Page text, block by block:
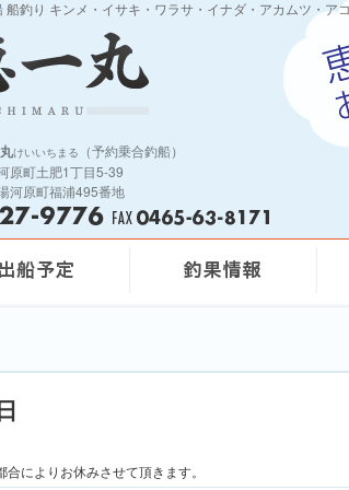
船釣り キンメ・イサキ・ワラサ・イナダ・アカムツ・ア
けいいちまる
（予約乗合釣船）
原町土肥1丁目5-39
河原町福浦495番地
合によりお休みさせて頂きます。